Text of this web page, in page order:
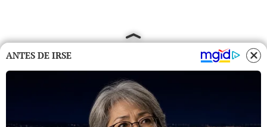
ANTES DE IRSE